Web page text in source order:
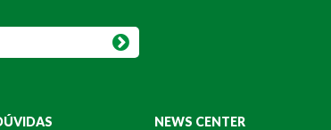
NEWS CENTER